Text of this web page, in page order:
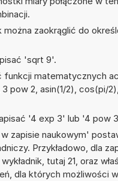
zaokrąglić do
'sqrt 9'.
funkcji matematycznych
3 pow 2, asin(1/2), cos(pi/
'4 exp 3' lub '4 pow
zapisie naukowym'
Przykładowo, dla
tutaj 21, oraz
dla których możliwości